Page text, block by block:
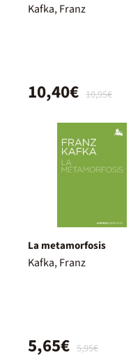
Kafka, Franz
10,95€
10,40€
La metamorfosis
Kafka, Franz
5,95€
5,65€